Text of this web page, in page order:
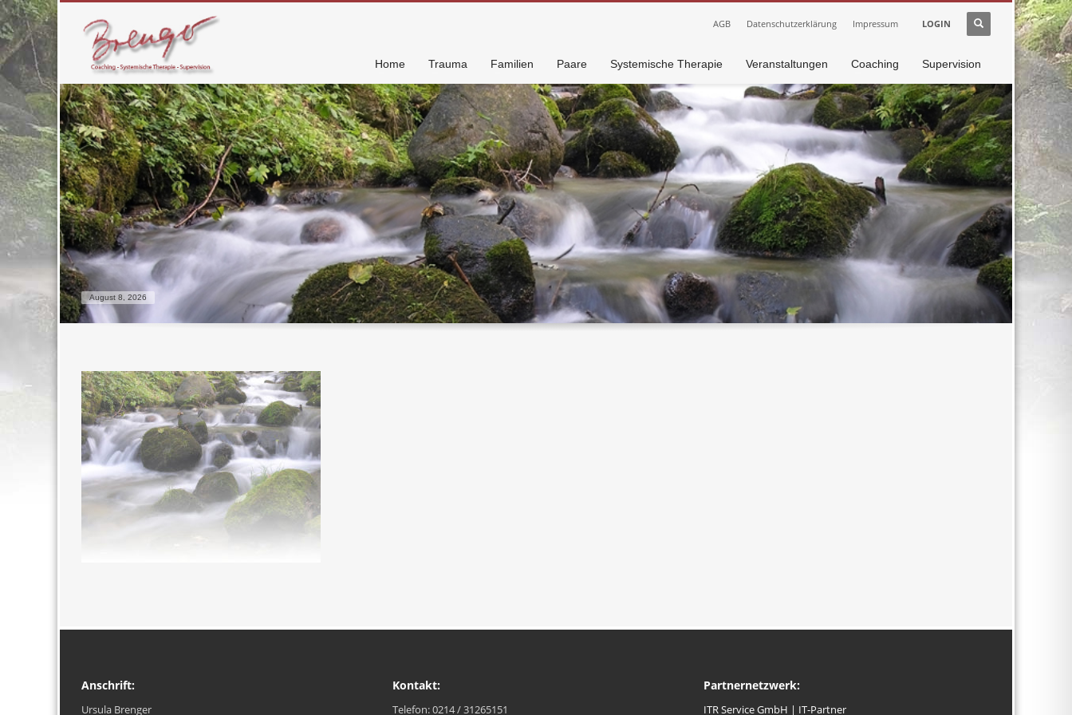
AGB Datenschutzerklärung Impressum LOGIN
Home Trauma Familien Paare Systemische Therapie Veranstaltungen Coaching Supervision
August 8, 2026
Anschrift:
Ursula Brenger
Kontakt:
Telefon: 0214 / 31265151
Partnernetzwerk:
ITR Service GmbH | IT-Partner